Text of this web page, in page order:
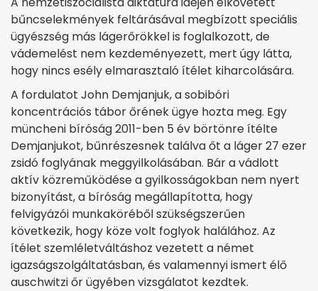
bűncselekmények feltárásával megbízott speciális
ügyészség más lágerőrökkel is foglalkozott, de
vádemelést nem kezdeményezett, mert úgy látta,
hogy nincs esély elmarasztaló ítélet kiharcolására.
A fordulatot John Demjanjuk, a sobibóri
koncentrációs tábor őrének ügye hozta meg. Egy
müncheni bíróság 2011-ben 5 év börtönre ítélte
Demjanjukot, bűnrészesnek találva őt a láger 27 ezer
zsidó foglyának meggyilkolásában. Bár a vádlott
aktív közreműködése a gyilkosságokban nem nyert
bizonyítást, a bíróság megállapította, hogy
felvigyázói munkaköréből szükségszerűen
következik, hogy köze volt foglyok halálához. Az
ítélet szemléletváltáshoz vezetett a német
igazságszolgáltatásban, és valamennyi ismert élő
auschwitzi őr ügyében vizsgálatot kezdtek.